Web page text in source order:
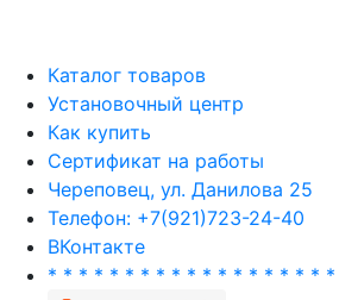
Каталог товаров
Установочный центр
Как купить
Сертификат на работы
Череповец, ул. Данилова 25
Телефон: +7(921)723-24-40
ВКонтакте
* * * * * * * * * * * * * * * * * *